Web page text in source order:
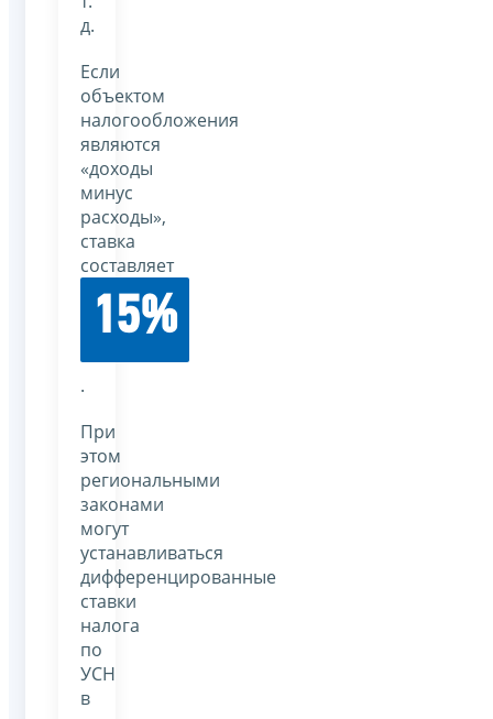
д.
Если
объектом
налогообложения
являются
«доходы
минус
расходы»,
ставка
составляет
15%
.
При
этом
региональными
законами
могут
устанавливаться
дифференцированные
ставки
налога
по
УСН
в